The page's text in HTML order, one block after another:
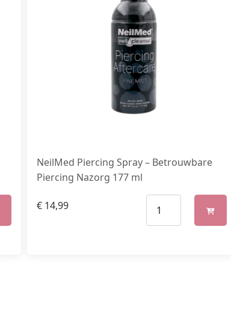
NeilMed Piercing Spray – Betrouwbare
Piercing Nazorg 177 ml
€ 14,99